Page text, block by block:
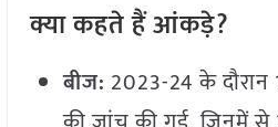
क्या कहते हैं आंकड़े?
बीज: 2023-24 के